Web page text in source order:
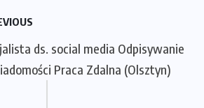
ds. social media Odpisywanie
Praca Zdalna (Olsztyn)